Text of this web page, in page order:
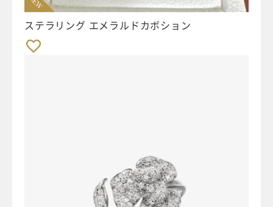
ステラリング エメラルドカボション